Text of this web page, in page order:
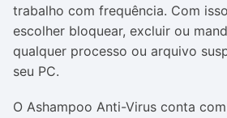
trabalho com frequência. Com
escolher bloquear, excluir ou
qualquer processo ou arquivo
seu PC.
O Ashampoo Anti-Virus conta